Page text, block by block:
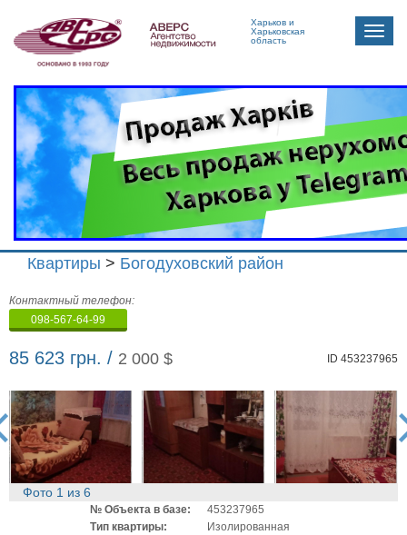
Харьков и
Харьковская
область
Toggle
Квартиры > Богодуховский район
Агенство
недвижимости
"Аверс"
Контактный телефон:
098-567-64-99
85 623 грн. / 2 000 $ ID 453237965
Фото 1 из 6
№ Объекта в базе:
453237965
Тип квартиры:
Изолированная